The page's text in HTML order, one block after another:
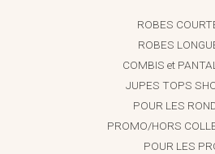
ROBES
ROBES
COMBIS et
JUPES TOPS
POUR LES
PROMO/HORS
POUR LES